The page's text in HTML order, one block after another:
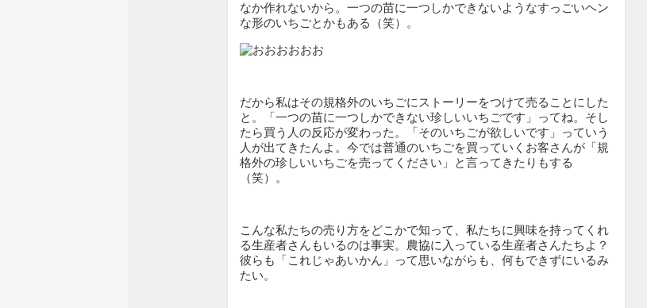
なか作れないから。一つの苗に一つしかできないようなすっごいヘン
な形のいちごとかもある（笑）。
だから私はその規格外のいちごにストーリーをつけて売ることにした
と。「一つの苗に一つしかできない珍しいいちごです」ってね。そし
たら買う人の反応が変わった。「そのいちごが欲しいです」っていう
人が出てきたんよ。今では普通のいちごを買っていくお客さんが「規
格外の珍しいいちごを売ってください」と言ってきたりもする
（笑）。
こんな私たちの売り方をどこかで知って、私たちに興味を持ってくれ
る生産者さんもいるのは事実。農協に入っている生産者さんたちよ？
彼らも「これじゃあいかん」って思いながらも、何もできずにいるみ
たい。